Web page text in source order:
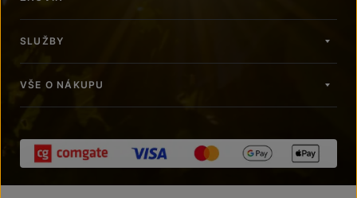
SLUŽBY
VŠE O NÁKUPU